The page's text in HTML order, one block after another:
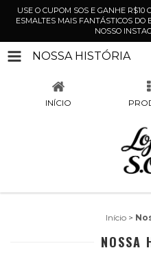
USE O CUPOM SOS E GANHE R$10
ESMALTES MAIS FANTÁSTICOS DO
NOSSO
NOSSA HISTÓRIA
INÍCIO
Início >
NOSSA